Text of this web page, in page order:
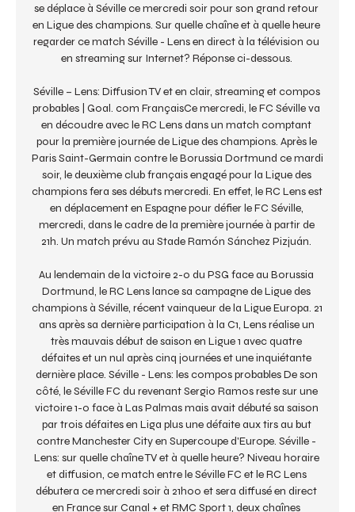
se déplace à Séville ce mercredi soir pour son grand retour
en Ligue des champions. Sur quelle chaîne et à quelle heure
regarder ce match Séville - Lens en direct à la télévision ou
en streaming sur Internet? Réponse ci-dessous.
Séville – Lens: Diffusion TV et en clair, streaming et compos
probables | Goal. com FrançaisCe mercredi, le FC Séville va
en découdre avec le RC Lens dans un match comptant
pour la première journée de Ligue des champions. Après le
Paris Saint-Germain contre le Borussia Dortmund ce mardi
soir, le deuxième club français engagé pour la Ligue des
champions fera ses débuts mercredi. En effet, le RC Lens est
en déplacement en Espagne pour défier le FC Séville,
mercredi, dans le cadre de la première journée à partir de
21h. Un match prévu au Stade Ramón Sánchez Pizjuán.
Au lendemain de la victoire 2-0 du PSG face au Borussia
Dortmund, le RC Lens lance sa campagne de Ligue des
champions à Séville, récent vainqueur de la Ligue Europa. 21
ans après sa dernière participation à la C1, Lens réalise un
très mauvais début de saison en Ligue 1 avec quatre
défaites et un nul après cinq journées et une inquiétante
dernière place. Séville - Lens: les compos probables De son
côté, le Séville FC du revenant Sergio Ramos reste sur une
victoire 1-0 face à Las Palmas mais avait débuté sa saison
par trois défaites en Liga plus une défaite aux tirs au but
contre Manchester City en Supercoupe d'Europe. Séville -
Lens: sur quelle chaîne TV et à quelle heure? Niveau horaire
et diffusion, ce match entre le Séville FC et le RC Lens
débutera ce mercredi soir à 21h00 et sera diffusé en direct
en France sur Canal + et RMC Sport 1, deux chaînes